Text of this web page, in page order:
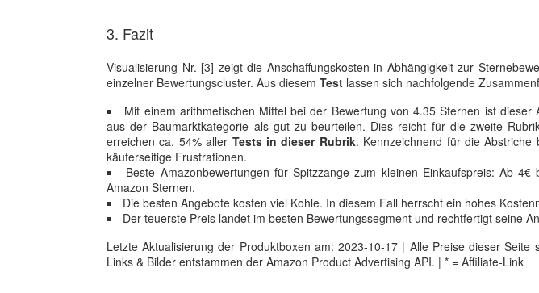
3. Fazit
Visualisierung Nr. [3] zeigt die Anschaffungskosten in Abhängigkeit zur
einzelner Bewertungscluster. Aus diesem Test lassen sich nachfolgende
Mit einem arithmetischen Mittel bei der Bewertung von 4.35 Sternen ist dieser
aus der Baumarktkategorie als gut zu beurteilen. Dies reicht für die zweite
erreichen ca. 54% aller Tests in dieser Rubrik. Kennzeichnend für die
käuferseitige Frustrationen.
Beste Amazonbewertungen für Spitzzange zum kleinen Einkaufspreis: Ab
Amazon Sternen.
Die besten Angebote kosten viel Kohle. In diesem Fall herrscht ein hohes
Der teuerste Preis landet im besten Bewertungssegment und rechtfertigt seine
Letzte Aktualisierung der Produktboxen am: 2023-10-17 | Alle Preise dieser Seite
Links & Bilder entstammen der Amazon Product Advertising API. | * = Affiliate-Link